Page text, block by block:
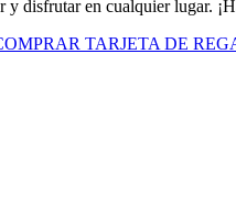
y disfrutar en cualquier lugar.
TARJETA DE